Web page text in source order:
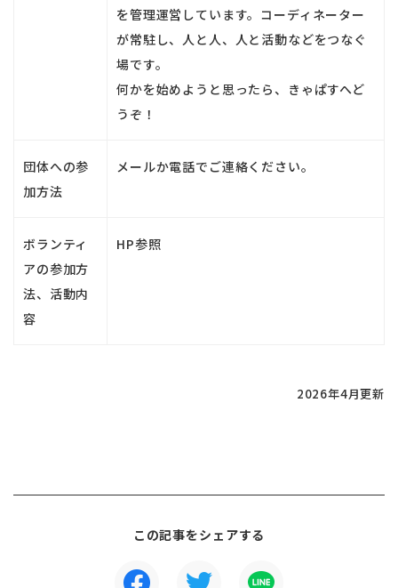
を管理運営しています。 コーディネーター
が常駐し、人と人、人と活動などをつなぐ
場です。
何かを始めようと思ったら、きゃぱすへど
うぞ！
団体への参
加方法
メールか電話でご連絡ください。
ボランティ
アの参加方
法、活動内
容
HP参照
2026年4月更新
この記事をシェアする